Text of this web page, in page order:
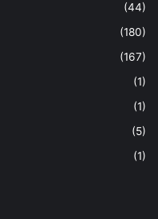
(44)
(180)
(167)
(1)
(1)
(5)
(1)